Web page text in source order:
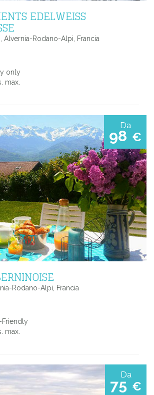
EDELWEISS
Alvernia-Rodano-Alpi, Francia
only
max.
Da
98 €
Rodano-Alpi, Francia
Friendly
max.
Da
75 €